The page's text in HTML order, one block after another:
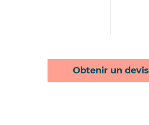
Obtenir un devis